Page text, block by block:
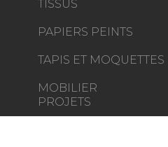
TISSUS
PAPIERS PEINTS
TAPIS ET MOQUETTES
MOBILIER
PROJETS